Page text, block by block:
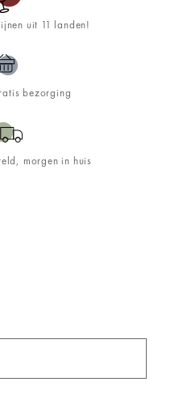
uit 11 landen!
bezorging
morgen in huis